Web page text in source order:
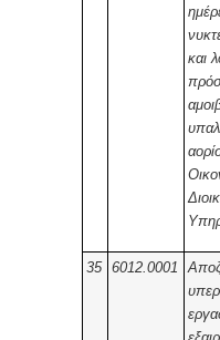
και
35 6012.0001